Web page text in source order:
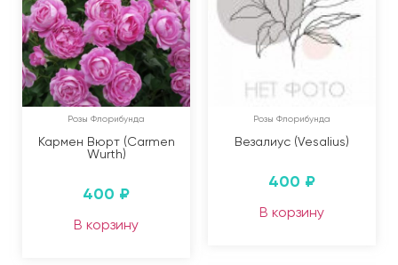
Розы Флорибунда
Кармен Вюрт (Carmen
Wurth)
400 ₽
В корзину
Розы Флорибунда
Везалиус (Vesalius)
400 ₽
В корзину